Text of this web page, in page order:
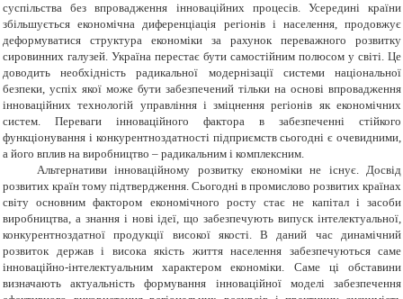
суспільства без впровадження інноваційних процесів. Усередині країни
збільшується економічна диференціація регіонів і населення, продовжує
деформуватися структура економіки за рахунок переважного розвитку
сировинних галузей. Україна перестає бути самостійним полюсом у світі. Це
доводить необхідність радикальної модернізації системи національної
безпеки, успіх якої може бути забезпечений тільки на основі впровадження
інноваційних технологій управління і зміцнення регіонів як економічних
систем. Переваги інноваційного фактора в забезпеченні стійкого
функціонування і конкурентноздатності підприємств сьогодні є очевидними,
а його вплив на виробництво – радикальним і комплексним.
Альтернативи інноваційному розвитку економіки не існує. Досвід
розвитих країн тому підтвердження. Сьогодні в промислово розвитих країнах
світу основним фактором економічного росту стає не капітал і засоби
виробництва, а знання і нові ідеї, що забезпечують випуск інтелектуальної,
конкурентноздатної продукції високої якості. В даний час динамічний
розвиток держав і висока якість життя населення забезпечуються саме
інноваційно-інтелектуальним характером економіки. Саме ці обставини
визначають актуальність формування інноваційної моделі забезпечення